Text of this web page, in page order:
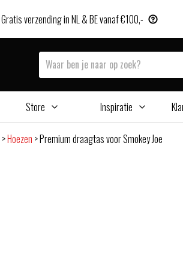
Gratis verzending in NL & BE vanaf €100,-
Store Inspiratie
>Hoezen >Premium draagtas voor Smokey Joe